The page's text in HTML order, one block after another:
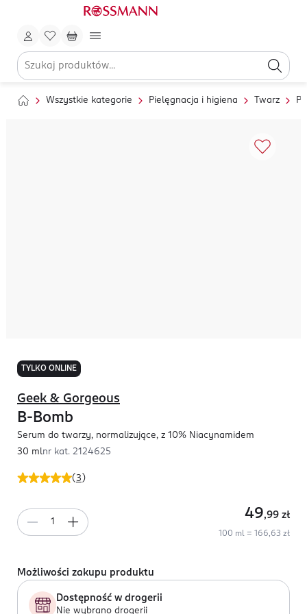
Wszystkie kategorie Pielęgnacja i higiena Twarz
TYLKO ONLINE
(3 )
Geek & Gorgeous
B-Bomb
Serum do twarzy, normalizujące, z 10% Niacynamidem
30 mlnr kat. 2124625
49,99 zł
100 ml = 166,63 zł
Możliwości zakupu produktu
Dostępność w drogerii
Nie wybrano drogerii